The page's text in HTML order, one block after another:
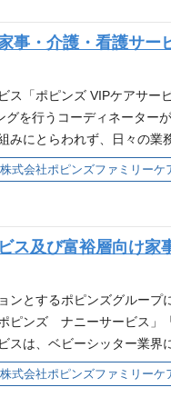
る方 ・病院や訪問看護ス
・目標達成に向けて、自
方 ・属人的なスキルに依
迎要件 ・採用実務経験、研
力 ・Excel中級以上（ピ
ツールをスピード感もっ
で構成されており、20代
、前例にとらわれずチャ
ますので、できることか
部門を越え社員同士が交流
ルーム等があります。 各
社の従業員数は約230名
。
事・介護・看護サー
ス「ポピンズ VIPケアサー
を行うコーディネーター
みにとらわれず、日々の業
が得意な方を募集します
） コーディネーター富裕
様とスタッフの双方とコ
完全オーダーメイドのお
適なサービスを提案してい
ー的役割を担い、サービス
ービスを利用されるお客様
く職務です。 （*お客様の
ートを行ない、ご提案
対応 ・ケアスタッフ教育
ター（看護師資格） ・ケア
株式会社ポピンズファミリーケ
ス及び富裕層向け家
ンとするポピンズグループ
ピンズ ナニーサービス」
スは、ベビーシッター業界
るだけではなく教育も含
のご高齢者向け在宅ケア
ています。 具体的には
株式会社ポピンズファミリーケ